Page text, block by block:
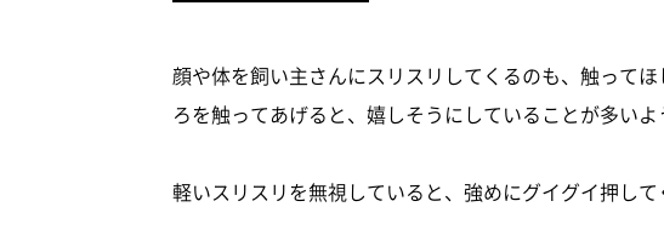
顔や体を飼い主さんにスリスリしてくるのも、触って
ろを触ってあげると、嬉しそうにしていることが多いよ
軽いスリスリを無視していると、強めにグイグイ押して